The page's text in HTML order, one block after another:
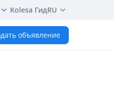
Kolesa ГидRU
объявление